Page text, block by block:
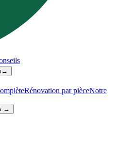
→
Rénovation par pièceNotre
→